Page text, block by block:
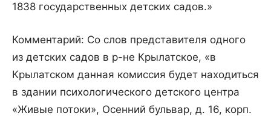
1838 государственных детских садов.»
Комментарий: Со слов представителя одного
из детских садов в р-не Крылатское, «в
Крылатском данная комиссия будет находиться
в здании психологического детского центра
«Живые потоки», Осенний бульвар, д. 16, корп.